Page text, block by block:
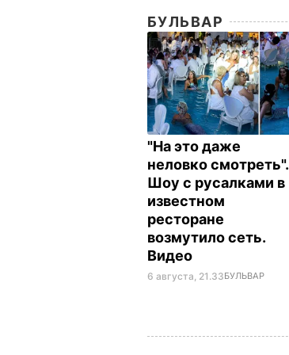
БУЛЬВАР
"На это даже
неловко смотреть".
Шоу с русалками в
известном
ресторане
возмутило сеть.
Видео
6 августа, 21.33БУЛЬВАР